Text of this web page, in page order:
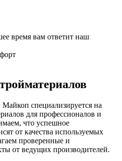
время вам ответит наш
специализируется на
для профессионалов и
что успешное
от качества используемых
проверенные и
от ведущих производителей.